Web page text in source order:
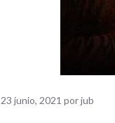
23 junio, 2021 porjub